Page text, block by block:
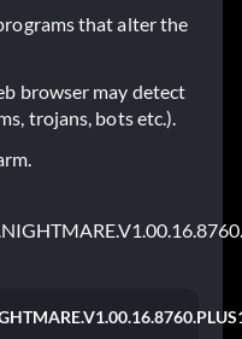
that alter the
browser may detect
trojans, bots etc.).